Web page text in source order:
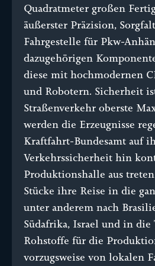
Quadratmeter großen
äußerster Präzision,
Fahrgestelle für Pkw-
dazugehörigen
diese mit hochmodernen
und Robotern. Sicherheit
Straßenverkehr oberste
werden die Erzeugnisse
Kraftfahrt-Bundesamt auf
Verkehrssicherheit hin
Produktionshalle aus
Stücke ihre Reise in die
unter anderem nach
Südafrika, Israel und in
Rohstoffe für die
vorzugsweise von lokalen